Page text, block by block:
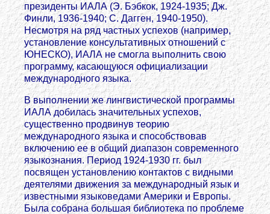
президенты ИАЛА (Э. Бэбкок, 1924-1935; Дж.
Финли, 1936-1940; С. Дагген, 1940-1950).
Несмотря на ряд частных успехов (например,
установление консультативных отношений с
ЮНЕСКО), ИАЛА не смогла выполнить свою
программу, касающуюся официализации
международного языка.
В выполнении же лингвистической программы
ИАЛА добилась значительных успехов,
существенно продвинув теорию
международного языка и способствовав
включению ее в общий диапазон современного
языкознания. Период 1924-1930 гг. был
посвящен установлению контактов с видными
деятелями движения за международный язык и
известными языковедами Америки и Европы.
Была собрана большая библиотека по проблеме